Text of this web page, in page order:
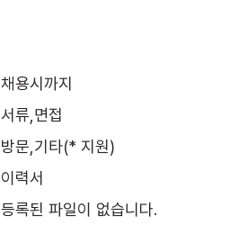
채용시까지
서류,면접
방문,기타(* 지원)
이력서
등록된 파일이 없습니다.